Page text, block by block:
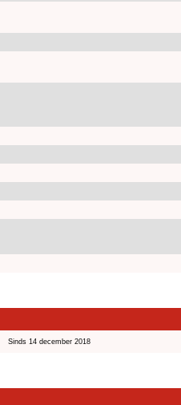
Sinds 14 december 2018